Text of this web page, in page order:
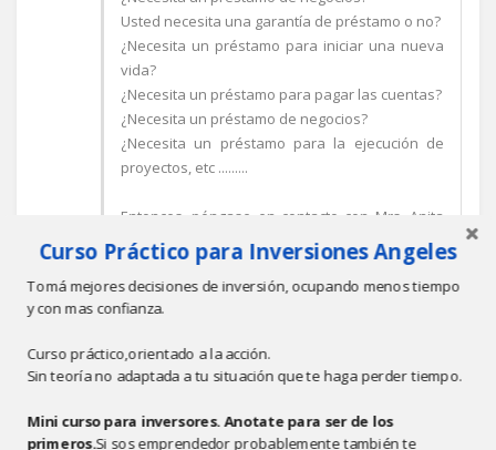
Usted necesita una garantía de préstamo o no?
¿Necesita un préstamo para iniciar una nueva
vida?
¿Necesita un préstamo para pagar las cuentas?
¿Necesita un préstamo de negocios?
¿Necesita un préstamo para la ejecución de
proyectos, etc .........
Entonces, póngase en contacto con Mrs. Anita
Maria a través de este e-mail si necesita un
préstamo:
truthfinance@hotmail.com
Oferta de préstamo se aplican ahora!!!
Responder
Curso Práctico para Inversiones Angeles
Tomá mejores decisiones de inversión, ocupando menos tiempo
y con mas confianza.
Curso práctico,orientado a la acción.
Sin teoría no adaptada a tu situación que te haga perder tiempo.
Mini curso para inversores. Anotate para ser de los
primeros.Si sos emprendedor probablemente también te